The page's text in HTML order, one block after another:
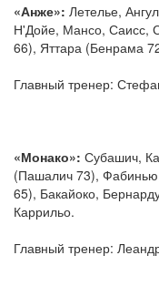
«Анже»: Летелье,
Н'Дойе, Мансо, Саисс,
66), Яттара (Бенрама
Главный тренер:
«Монако»: Субашич,
(Пашалич 73),
65), Бакайоко,
Каррильо.
Главный тренер: